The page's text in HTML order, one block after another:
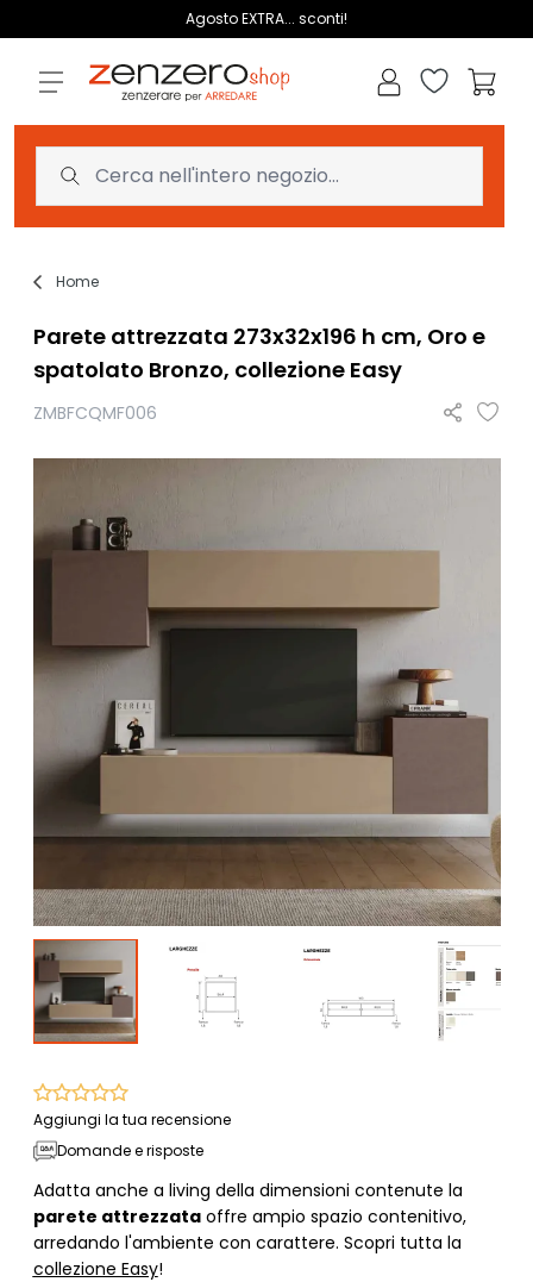
Agosto EXTRA... sconti!
Lista dei
Home
Parete attrezzata 273x32x196 h cm, Oro e
spatolato Bronzo, collezione Easy
ZMBFCQMF006
Aggiungi la tua recensione
Domande e risposte
Adatta anche a living della dimensioni contenute la
parete attrezzataoffre ampio spazio contenitivo,
arredando l'ambiente con carattere. Scopri tutta la
collezione Easy!